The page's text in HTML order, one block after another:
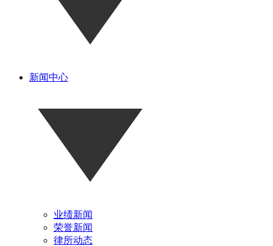
新闻中心
业绩新闻
荣誉新闻
律所动态